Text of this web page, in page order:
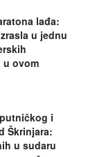
lađa:
u jednu
ovom
i
Škrinjara:
u sudaru